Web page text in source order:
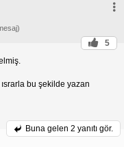
5
ısrarla bu şekilde yazan
Buna gelen 2 yanıtı gör.